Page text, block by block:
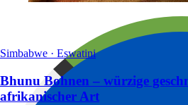
Simbabwe · Eswatini
Bhunu Bohnen – würzige
afrikanischer Art